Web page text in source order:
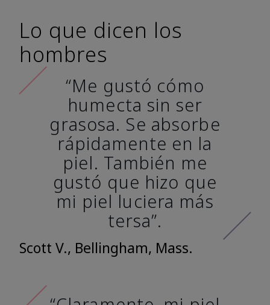
Lo que dicen los
hombres
“Me gustó cómo
humecta sin ser
grasosa. Se absorbe
rápidamente en la
piel. También me
gustó que hizo que
mi piel luciera más
tersa”.
Scott V., Bellingham, Mass.